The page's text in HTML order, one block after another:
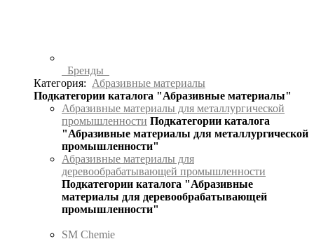
Бренды
Категория: Абразивные материалы
Подкатегории каталога "Абразивные материалы"
Абразивные материалы для металлургической
промышленности Подкатегории каталога
"Абразивные материалы для металлургической
промышленности"
Абразивные материалы для
деревообрабатывающей промышленности
Подкатегории каталога "Абразивные
материалы для деревообрабатывающей
промышленности"
SM Chemie